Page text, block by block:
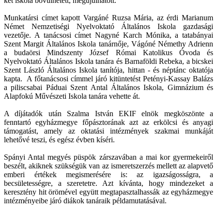
Munkatársi címet kapott Vargáné Ruzsa Mária, az érdi Marianum
Német Nemzetiségi Nyelvoktató Általános Iskola gazdasági
vezetője. A tanácsosi címet Nagyné Karch Mónika, a tatabányai
Szent Margit Általános Iskola tanárnője, Vágóné Némethy Adrienn
a budaörsi Mindszenty József Római Katolikus Óvoda és
Nyelvoktató Általános Iskola tanára és Barnaföldi Rebeka, a bicskei
Szent László Általános Iskola tanítója, hittan - és néptánc oktatója
kapta. A főtanácsosi címmel járó kitüntetést Petényi-Kassay Balázs
a piliscsabai Páduai Szent Antal Általános Iskola, Gimnázium és
Alapfokú Művészeti Iskola tanára vehette át.
A díjátadók után Szalma István EKIF elnök megköszönte a
fenntartó egyházmegye főpásztorának azt az erkölcsi és anyagi
támogatást, amely az oktatási intézmények szakmai munkáját
lehetővé teszi, és egész évben kíséri.
Spányi Antal megyés püspök zárszavában a mai kor gyermekeiről
beszélt, akiknek szükségük van az ismeretszerzés mellett az alapvető
emberi értékek megismerésére is: az igazságosságra, a
becsületességre, a szeretetre. Azt kívánta, hogy mindezeket a
keresztény hit örömével együtt megtapasztalhassák az egyházmegye
intézményeibe járó diákok tanáraik példamutatásával.